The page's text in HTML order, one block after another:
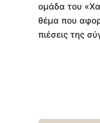
ομάδα του
θέμα που
πιέσεις της